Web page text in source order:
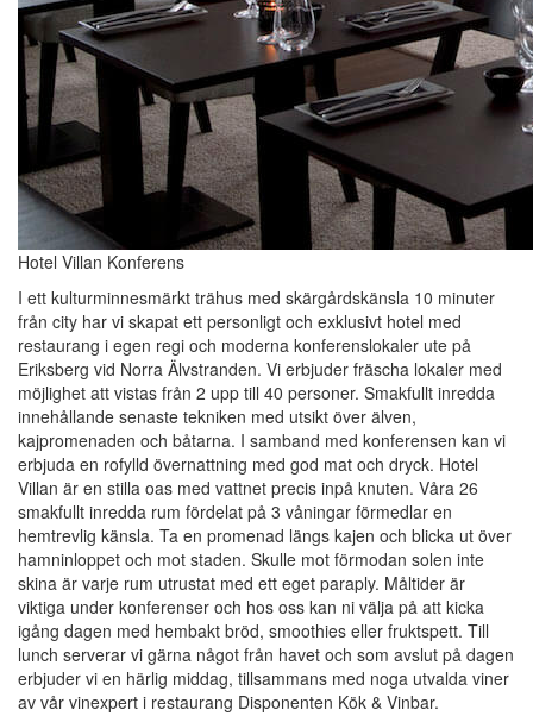
Hotel Villan Konferens
I ett kulturminnesmärkt trähus med skärgårdskänsla 10 minuter
från city har vi skapat ett personligt och exklusivt hotel med
restaurang i egen regi och moderna konferenslokaler ute på
Eriksberg vid Norra Älvstranden. Vi erbjuder fräscha lokaler med
möjlighet att vistas från 2 upp till 40 personer. Smakfullt inredda
innehållande senaste tekniken med utsikt över älven,
kajpromenaden och båtarna. I samband med konferensen kan vi
erbjuda en rofylld övernattning med god mat och dryck. Hotel
Villan är en stilla oas med vattnet precis inpå knuten. Våra 26
smakfullt inredda rum fördelat på 3 våningar förmedlar en
hemtrevlig känsla. Ta en promenad längs kajen och blicka ut över
hamninloppet och mot staden. Skulle mot förmodan solen inte
skina är varje rum utrustat med ett eget paraply. Måltider är
viktiga under konferenser och hos oss kan ni välja på att kicka
igång dagen med hembakt bröd, smoothies eller fruktspett. Till
lunch serverar vi gärna något från havet och som avslut på dagen
erbjuder vi en härlig middag, tillsammans med noga utvalda viner
av vår vinexpert i restaurang Disponenten Kök & Vinbar.